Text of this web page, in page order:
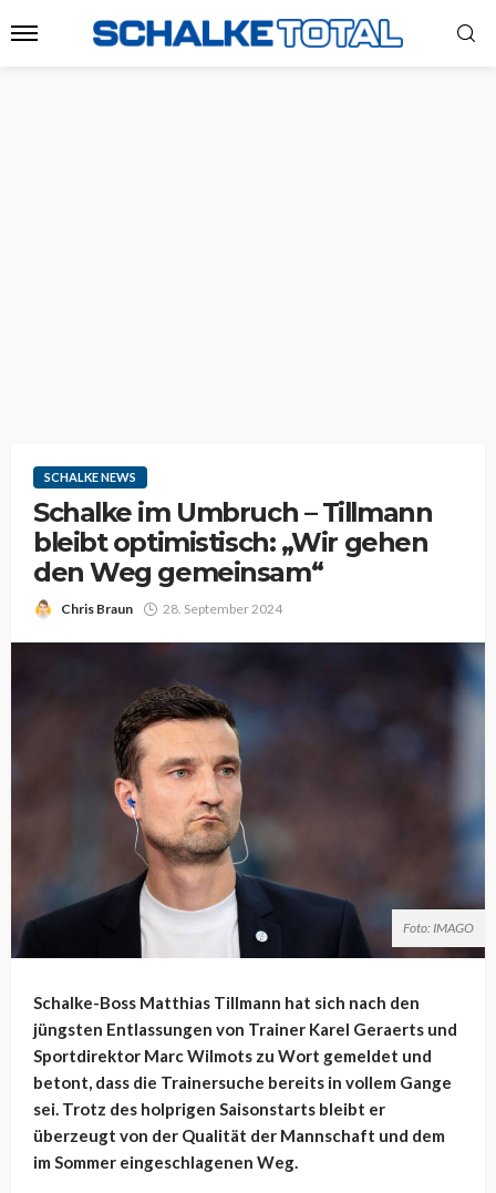
SCHALKE NEWS
Schalke im Umbruch – Tillmann
bleibt optimistisch: „Wir gehen
den Weg gemeinsam“
Chris Braun 28. September 2024
Foto: IMAGO
Schalke-Boss Matthias Tillmann hat sich nach den
jüngsten Entlassungen von Trainer Karel Geraerts und
Sportdirektor Marc Wilmots zu Wort gemeldet und
betont, dass die Trainersuche bereits in vollem Gange
sei. Trotz des holprigen Saisonstarts bleibt er
überzeugt von der Qualität der Mannschaft und dem
im Sommer eingeschlagenen Weg.